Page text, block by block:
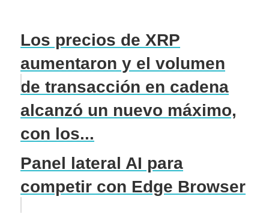
Los precios de XRP
aumentaron y el volumen
de transacción en cadena
alcanzó un nuevo máximo,
con los...
Panel lateral AI para
competir con Edge Browser